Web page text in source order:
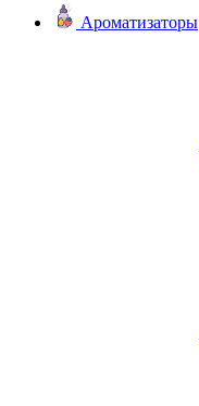
Ароматизаторы